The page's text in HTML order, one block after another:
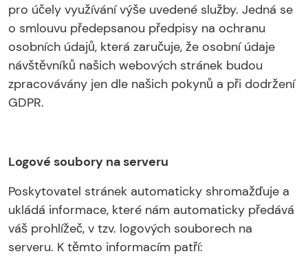
pro účely využívání výše uvedené služby. Jedná se
o smlouvu předepsanou předpisy na ochranu
osobních údajů, která zaručuje, že osobní údaje
návštěvníků našich webových stránek budou
zpracovávány jen dle našich pokynů a při dodržení
GDPR.
Logové soubory na serveru
Poskytovatel stránek automaticky shromažďuje a
ukládá informace, které nám automaticky předává
váš prohlížeč, v tzv. logových souborech na
serveru. K těmto informacím patří: